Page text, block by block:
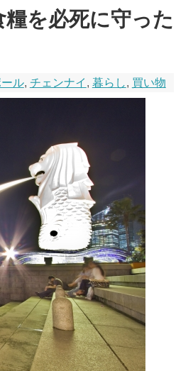
を必死に守った
ル, チェンナイ , 暮らし, 買い物